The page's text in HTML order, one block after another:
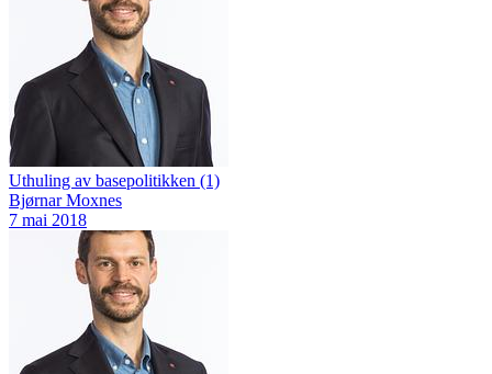
Uthuling av basepolitikken (1)
Bjørnar Moxnes
7 mai 2018